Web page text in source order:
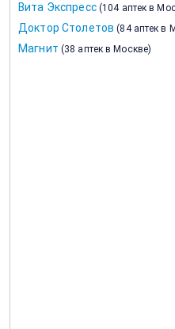
Вита Экспресс (104 аптек в
Доктор Столетов (84 аптек в
Магнит (38 аптек в Москве)